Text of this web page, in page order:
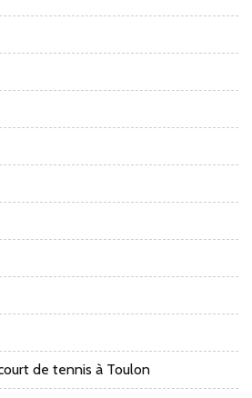
de tennis à Toulon